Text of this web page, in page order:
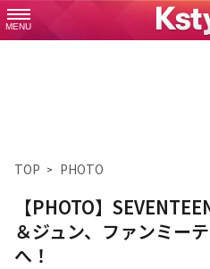
MENU
TOP PHOTO
【PHOTO】
＆ジュン、ファンミー
へ！